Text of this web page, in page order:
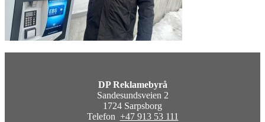
DP Reklamebyrå
Sandesundsveien 2
1724 Sarpsborg
Telefon +47 913 53 111